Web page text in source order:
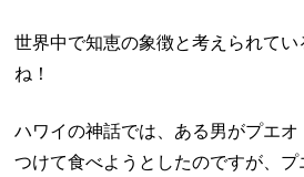
世界中で知恵の象徴と考えられて
ね！
ハワイの神話では、ある男がプエ
つけて食べようとしたのですが、